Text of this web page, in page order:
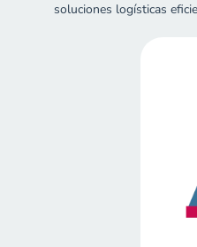
soluciones logísticas